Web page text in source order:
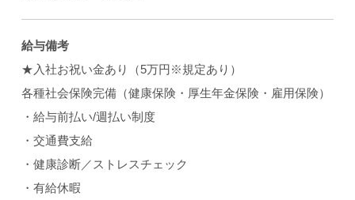
給与備考
★入社お祝い金あり（5万円※規定あり）
各種社会保険完備（健康保険・厚生年金保険・雇用保険）
・給与前払い/週払い制度
・交通費支給
・健康診断／ストレスチェック
・有給休暇